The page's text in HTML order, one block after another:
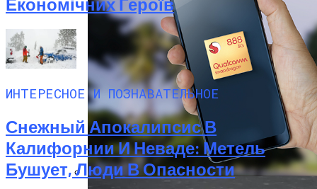
Очистить Реки От Пластика
ИНТЕРЕСНОЕ И ПОЗНАВАТЕЛЬНОЕ
Снежный Апокалипсис В
Калифорнии И Неваде: Метель
Бушует, Люди В Опасности